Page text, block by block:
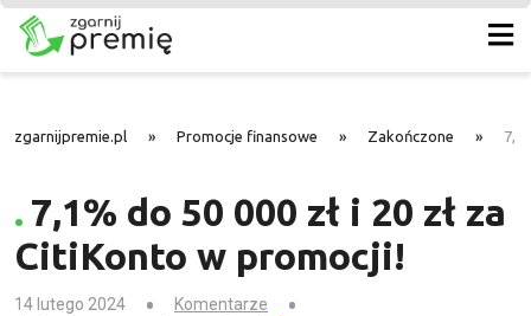
zgarnijpremie.pl » Promocje finansowe » Zakończone »
7,1% do 50 000 zł i 20 zł za
CitiKonto w promocji!
14 lutego 2024
Komentarze